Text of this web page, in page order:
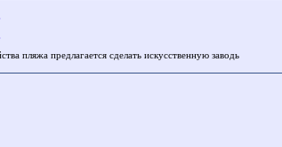
пляжа предлагается сделать искусственную заводь